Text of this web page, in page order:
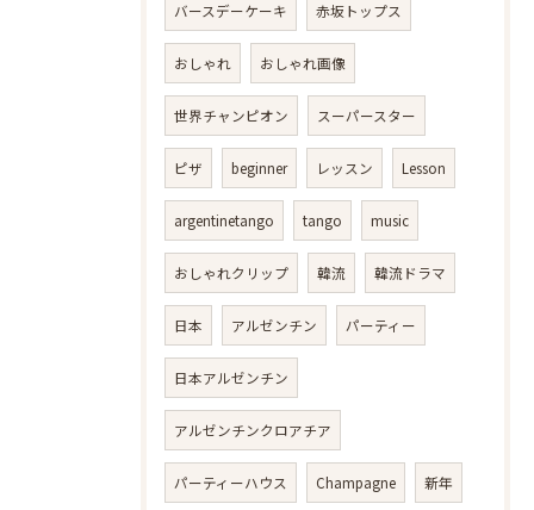
バースデーケーキ 赤坂トップス
おしゃれ おしゃれ画像
世界チャンピオン スーパースター
ピザ beginner レッスン Lesson
argentinetango tango music
おしゃれクリップ 韓流 韓流ドラマ
日本 アルゼンチン パーティー
日本アルゼンチン
アルゼンチンクロアチア
パーティーハウス Champagne 新年